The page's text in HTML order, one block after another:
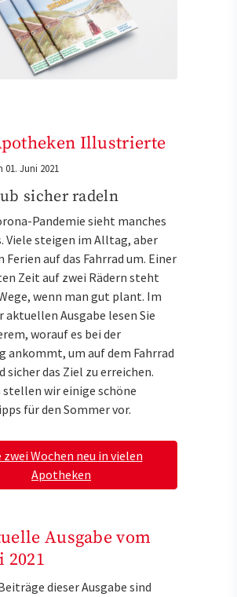
Illustrierte
01. Juni 2021
sicher radeln
Pandemie sieht manches
Viele steigen im Alltag, aber
Ferien auf das Fahrrad um. Einer
Zeit auf zwei Rädern steht
wenn man gut plant. Im
aktuellen Ausgabe lesen Sie
worauf es bei der
ankommt, um auf dem Fahrrad
sicher das Ziel zu erreichen.
stellen wir einige schöne
für den Sommer vor.
zwei Wochen neu in vielen
Apotheken
Ausgabe vom
2021
dieser Ausgabe sind